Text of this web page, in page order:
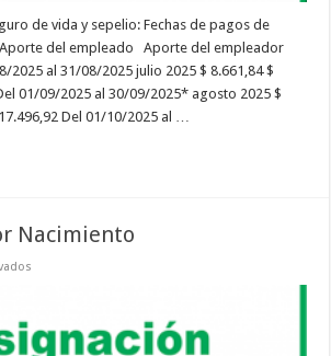
de vida y sepelio: Fechas de pagos de
del empleado Aporte del empleador
al 31/08/2025 julio 2025 $ 8.661,84 $
01/09/2025 al 30/09/2025* agosto 2025 $
Del 01/10/2025 al …
Nacimiento